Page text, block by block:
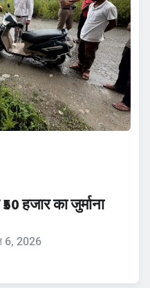
हजार का जुर्माना
6, 2026